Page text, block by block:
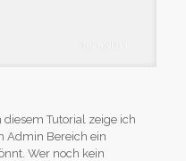
Tutorial zeige ich
Admin Bereich ein
Wer noch kein